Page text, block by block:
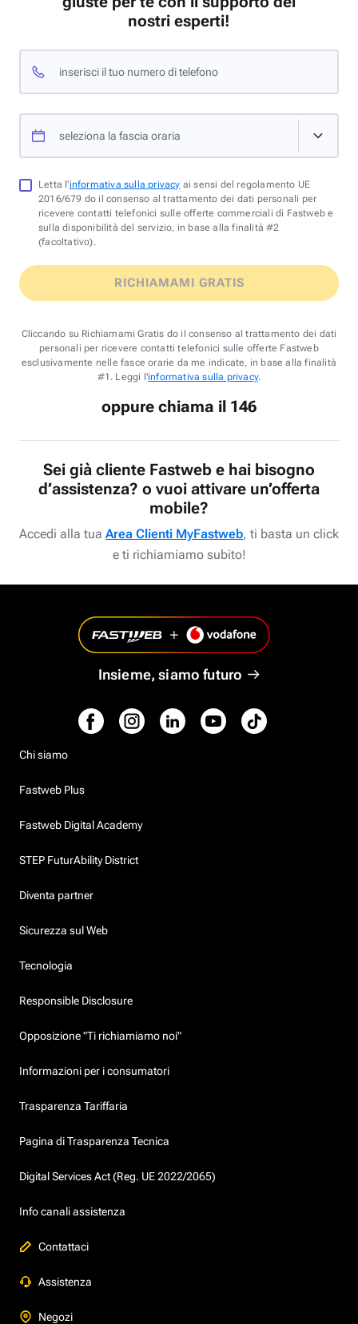
nostri esperti!
inserisci il tuo numero di telefono
seleziona la fascia oraria
Letta l'informativa sulla privacy ai sensi del regolamento UE
2016/679 do il consenso al trattamento dei dati personali per
ricevere contatti telefonici sulle offerte commerciali di Fastweb e
sulla disponibilità del servizio, in base alla finalità #2
(facoltativo).
RICHIAMAMI GRATIS
Cliccando su Richiamami Gratis do il consenso al trattamento dei dati
personali per ricevere contatti telefonici sulle offerte Fastweb
esclusivamente nelle fasce orarie da me indicate, in base alla finalità
#1. Leggi l'informativa sulla privacy.
oppure chiama il 146
Sei già cliente Fastweb e hai bisogno
d’assistenza? o vuoi attivare un’offerta
mobile?
Accedi alla tua Area Clienti MyFastweb, ti basta un click
e ti richiamiamo subito!
Insieme, siamo futuro
Chi siamo
Fastweb Plus
Fastweb Digital Academy
STEP FuturAbility District
Diventa partner
Sicurezza sul Web
Tecnologia
Responsible Disclosure
Opposizione "Ti richiamiamo noi"
Informazioni per i consumatori
Trasparenza Tariffaria
Pagina di Trasparenza Tecnica
Digital Services Act (Reg. UE 2022/2065)
Info canali assistenza
Contattaci
Assistenza
Negozi